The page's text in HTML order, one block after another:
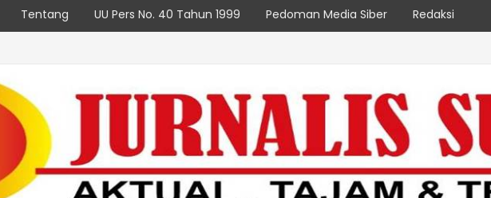
Tentang UU Pers No. 40 Tahun 1999 Pedoman Media Siber Redaksi